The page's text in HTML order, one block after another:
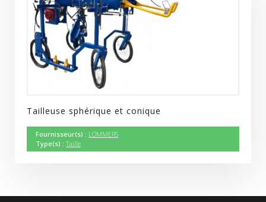
Tailleuse sphérique et conique
Fournisseur(s) : LOMMERS
Type(s) :Taille